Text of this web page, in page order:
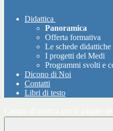
Didattica
Panoramica
Offerta formativa
Le schede didattiche
I progetti del Medi
Programmi svolti e
Dicono di Noi
Contatti
Libri di testo